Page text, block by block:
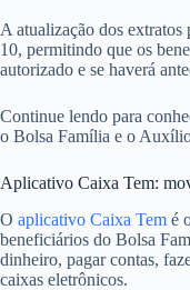
A atualização dos
10, permitindo que os
autorizado e se haverá
Continue lendo para
o Bolsa Família e o
Aplicativo Caixa Tem:
O aplicativo Caixa Tem é
beneficiários do Bolsa
dinheiro, pagar contas,
caixas eletrônicos.